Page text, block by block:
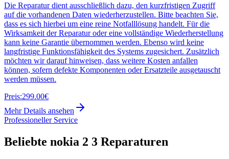
Die Reparatur dient ausschließlich dazu, den kurzfristigen Zugriff
auf die vorhandenen Daten wiederherzustellen. Bitte beachten Sie,
dass es sich hierbei um eine reine Notfalllösung handelt. Für die
Wirksamkeit der Reparatur oder eine vollständige Wiederherstellung
kann keine Garantie übernommen werden. Ebenso wird keine
langfristige Funktionsfähigkeit des Systems zugesichert. Zusätzlich
möchten wir darauf hinweisen, dass weitere Kosten anfallen
können, sofern defekte Komponenten oder Ersatzteile ausgetauscht
werden müssen.
Preis:299.00€
Mehr Details ansehen
Professioneller Service
Beliebte nokia 2 3 Reparaturen